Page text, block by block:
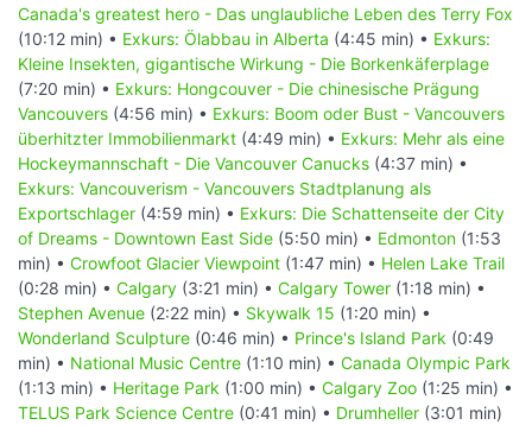
Canada's greatest hero - Das unglaubliche Leben des Terry Fox
(10:12 min) • Exkurs: Ölabbau in Alberta (4:45 min) • Exkurs:
Kleine Insekten, gigantische Wirkung - Die Borkenkäferplage
(7:20 min) • Exkurs: Hongcouver - Die chinesische Prägung
Vancouvers (4:56 min) • Exkurs: Boom oder Bust - Vancouvers
überhitzter Immobilienmarkt (4:49 min) • Exkurs: Mehr als eine
Hockeymannschaft - Die Vancouver Canucks (4:37 min) •
Exkurs: Vancouverism - Vancouvers Stadtplanung als
Exportschlager (4:59 min) • Exkurs: Die Schattenseite der City
of Dreams - Downtown East Side (5:50 min) • Edmonton (1:53
min) • Crowfoot Glacier Viewpoint (1:47 min) • Helen Lake Trail
(0:28 min) • Calgary (3:21 min) • Calgary Tower (1:18 min) •
Stephen Avenue (2:22 min) • Skywalk 15 (1:20 min) •
Wonderland Sculpture (0:46 min) • Prince's Island Park (0:49
min) • National Music Centre (1:10 min) • Canada Olympic Park
(1:13 min) • Heritage Park (1:00 min) • Calgary Zoo (1:25 min) •
TELUS Park Science Centre (0:41 min) • Drumheller (3:01 min)